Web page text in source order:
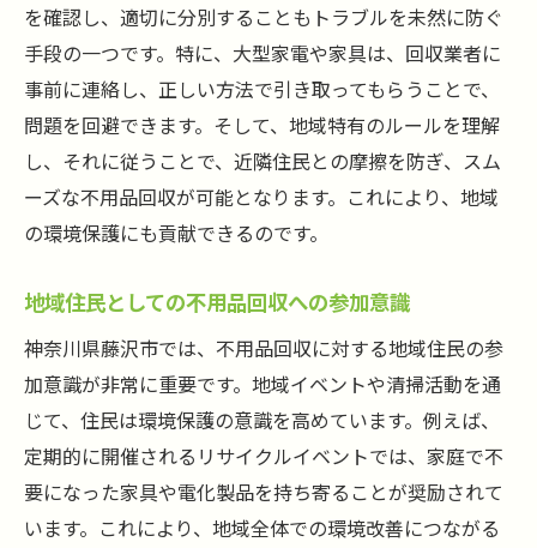
を確認し、適切に分別することもトラブルを未然に防ぐ
手段の一つです。特に、大型家電や家具は、回収業者に
事前に連絡し、正しい方法で引き取ってもらうことで、
問題を回避できます。そして、地域特有のルールを理解
し、それに従うことで、近隣住民との摩擦を防ぎ、スム
ーズな不用品回収が可能となります。これにより、地域
の環境保護にも貢献できるのです。
地域住民としての不用品回収への参加意識
神奈川県藤沢市では、不用品回収に対する地域住民の参
加意識が非常に重要です。地域イベントや清掃活動を通
じて、住民は環境保護の意識を高めています。例えば、
定期的に開催されるリサイクルイベントでは、家庭で不
要になった家具や電化製品を持ち寄ることが奨励されて
います。これにより、地域全体での環境改善につながる